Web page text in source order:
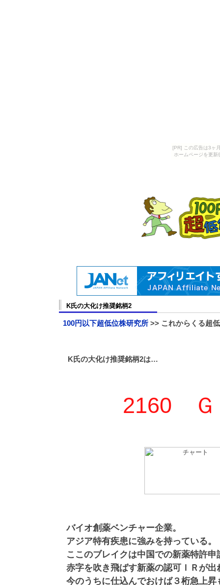
[PR] この広告は3ヶ
ホームページを更
K氏の大化け推奨銘柄2
100円以下超低位株研究所 >> これからくる超
K氏の大化け推奨銘柄2は…
2160 Ｇ
バイオ創薬ベンチャー企業。
アジア特有疾患に強みを持っている。
ここのブレイクは中国での新薬特許申
赤字を吹き飛ばす新薬の認可ＩＲが出
今のうちに仕込んでおけば３桁急上昇